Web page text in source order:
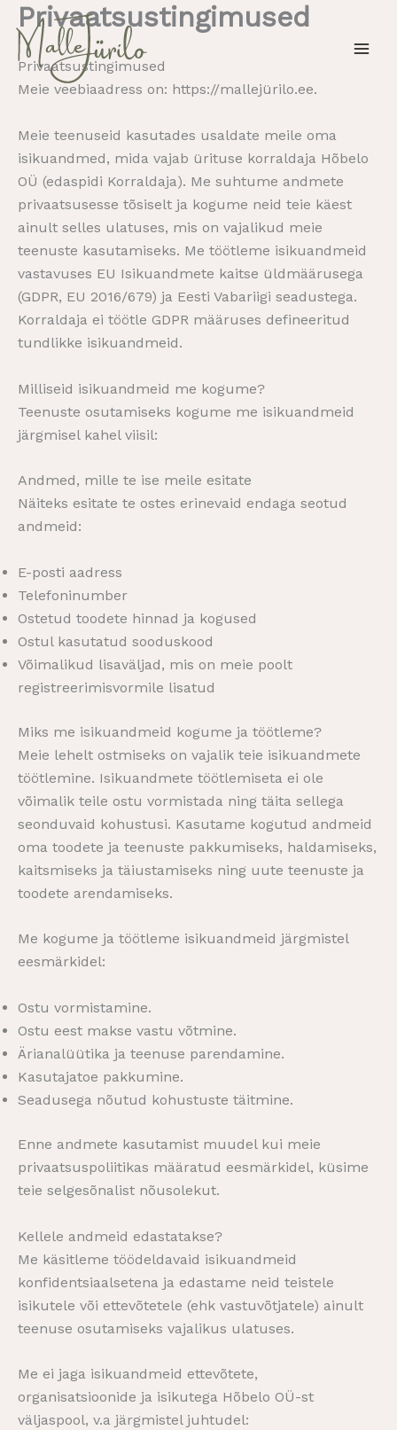
Skip
content
Privaatsustingimused
Privaatsustingimused
Meie veebiaadress on: https://mallejürilo.ee.
Meie teenuseid kasutades usaldate meile oma
isikuandmed, mida vajab ürituse korraldaja Hõbelo
OÜ (edaspidi Korraldaja). Me suhtume andmete
privaatsusesse tõsiselt ja kogume neid teie käest
ainult selles ulatuses, mis on vajalikud meie
teenuste kasutamiseks. Me töötleme isikuandmeid
vastavuses EU Isikuandmete kaitse üldmäärusega
(GDPR, EU 2016/679) ja Eesti Vabariigi seadustega.
Korraldaja ei töötle GDPR määruses defineeritud
tundlikke isikuandmeid.
Milliseid isikuandmeid me kogume?
Teenuste osutamiseks kogume me isikuandmeid
järgmisel kahel viisil:
Andmed, mille te ise meile esitate
Näiteks esitate te ostes erinevaid endaga seotud
andmeid:
E-posti aadress
Telefoninumber
Ostetud toodete hinnad ja kogused
Ostul kasutatud sooduskood
Võimalikud lisaväljad, mis on meie poolt
registreerimisvormile lisatud
Miks me isikuandmeid kogume ja töötleme?
Meie lehelt ostmiseks on vajalik teie isikuandmete
töötlemine. Isikuandmete töötlemiseta ei ole
võimalik teile ostu vormistada ning täita sellega
seonduvaid kohustusi. Kasutame kogutud andmeid
oma toodete ja teenuste pakkumiseks, haldamiseks,
kaitsmiseks ja täiustamiseks ning uute teenuste ja
toodete arendamiseks.
Me kogume ja töötleme isikuandmeid järgmistel
eesmärkidel:
Ostu vormistamine.
Ostu eest makse vastu võtmine.
Ärianalüütika ja teenuse parendamine.
Kasutajatoe pakkumine.
Seadusega nõutud kohustuste täitmine.
Enne andmete kasutamist muudel kui meie
privaatsuspoliitikas määratud eesmärkidel, küsime
teie selgesõnalist nõusolekut.
Kellele andmeid edastatakse?
Me käsitleme töödeldavaid isikuandmeid
konfidentsiaalsetena ja edastame neid teistele
isikutele või ettevõtetele (ehk vastuvõtjatele) ainult
teenuse osutamiseks vajalikus ulatuses.
Me ei jaga isikuandmeid ettevõtete,
organisatsioonide ja isikutega Hõbelo OÜ-st
väljaspool, v.a järgmistel juhtudel: